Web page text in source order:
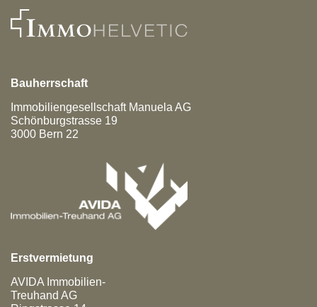
Bauherrschaft
Immobiliengesellschaft Manuela AG
Schönburgstrasse 19
3000 Bern 22
Erstvermietung
AVIDA Immobilien-
Treuhand AG